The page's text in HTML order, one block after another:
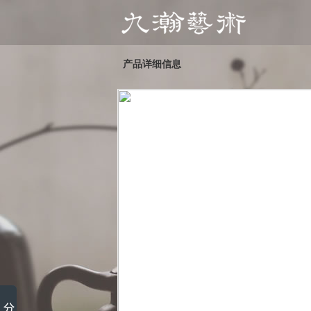
产品详细信息